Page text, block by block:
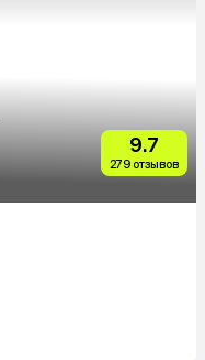
9.7
279 отзывов